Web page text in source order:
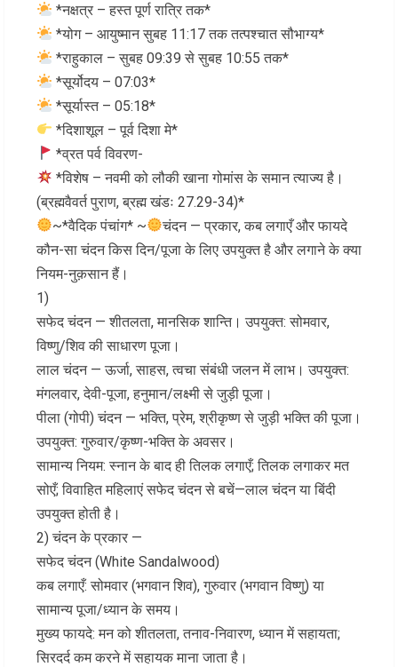
*नक्षत्र – हस्त पूर्ण रात्रि तक*
*योग – आयुष्मान सुबह 11:17 तक तत्पश्चात सौभाग्य*
*राहुकाल – सुबह 09:39 से सुबह 10:55 तक*
*सूर्योदय – 07:03*
*सूर्यास्त – 05:18*
*दिशाशूल – पूर्व दिशा मे*
*व्रत पर्व विवरण-
*विशेष – नवमी को लौकी खाना गोमांस के समान त्याज्य है।
(ब्रह्मवैवर्त पुराण, ब्रह्म खंडः 27.29-34)*
~*वैदिक पंचांग* ~
चंदन — प्रकार, कब लगाएँ और फायदे
कौन-सा चंदन किस दिन/पूजा के लिए उपयुक्त है और लगाने के क्या
नियम-नुक़सान हैं।
1)
सफेद चंदन — शीतलता, मानसिक शान्ति। उपयुक्त: सोमवार,
विष्णु/शिव की साधारण पूजा।
लाल चंदन — ऊर्जा, साहस, त्वचा संबंधी जलन में लाभ। उपयुक्त:
मंगलवार, देवी-पूजा, हनुमान/लक्ष्मी से जुड़ी पूजा।
पीला (गोपी) चंदन — भक्ति, प्रेम, श्रीकृष्ण से जुड़ी भक्ति की पूजा।
उपयुक्त: गुरुवार/कृष्ण-भक्ति के अवसर।
सामान्य नियम: स्नान के बाद ही तिलक लगाएँ; तिलक लगाकर मत
सोएँ; विवाहित महिलाएं सफेद चंदन से बचें—लाल चंदन या बिंदी
उपयुक्त होती है।
2) चंदन के प्रकार —
सफेद चंदन (White Sandalwood)
कब लगाएँ: सोमवार (भगवान शिव), गुरुवार (भगवान विष्णु) या
सामान्य पूजा/ध्यान के समय।
मुख्य फायदे: मन को शीतलता, तनाव-निवारण, ध्यान में सहायता;
सिरदर्द कम करने में सहायक माना जाता है।